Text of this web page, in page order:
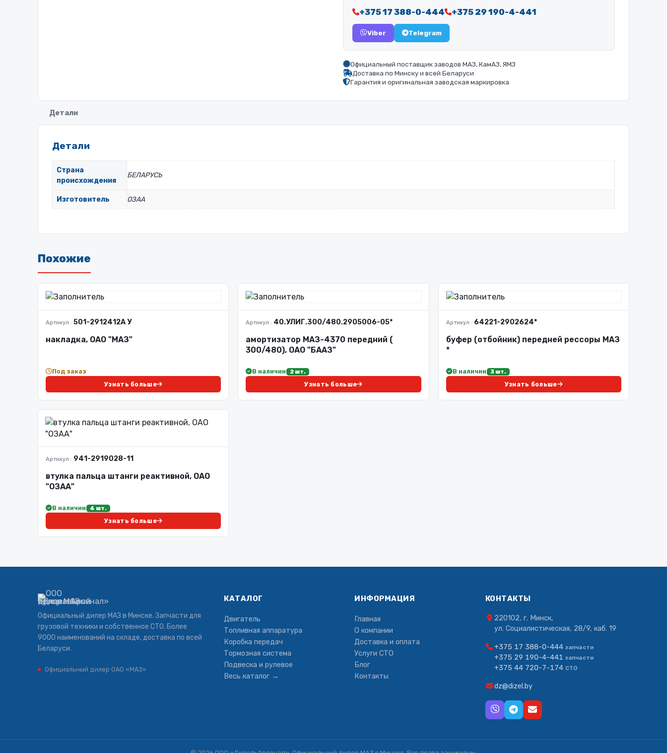
+375 17 388-0-444 +375 29 190-4-441
Viber Telegram
Официальный поставщик заводов МАЗ, КамАЗ, ЯМЗ
Доставка по Минску и всей Беларуси
Гарантия и оригинальная заводская маркировка
Детали
Детали
Страна
происхождения
БЕЛАРУСЬ
Изготовитель ОЗАА
Похожие
Артикул : 501-2912412А У
накладка, ОАО "МАЗ"
Под заказ
Узнать больше
Артикул : 40.УЛИГ.300/480.2905006-05*
амортизатор МАЗ-4370 передний (
300/480), ОАО "БААЗ"
В наличии 2 шт.
Узнать больше
Артикул : 64221-2902624*
буфер (отбойник) передней рессоры МАЗ
*
В наличии 3 шт.
Узнать больше
Артикул : 941-2919028-11
втулка пальца штанги реактивной, ОАО
"ОЗАА"
В наличии 4 шт.
Узнать больше
Официальный дилер МАЗ в Минске. Запчасти для
грузовой техники и собственное СТО. Более
9000 наименований на складе, доставка по всей
Беларуси.
Официальный дилер ОАО «МАЗ»
КАТАЛОГ
Двигатель
Топливная аппаратура
Коробка передач
Тормозная система
Подвеска и рулевое
Весь каталог →
ИНФОРМАЦИЯ
Главная
О компании
Доставка и оплата
Услуги СТО
Блог
Контакты
КОНТАКТЫ
220102, г. Минск,
ул. Социалистическая, 28/9, каб. 19
+375 17 388-0-444 запчасти
+375 29 190-4-441 запчасти
+375 44 720-7-174 СТО
dz@dizel.by